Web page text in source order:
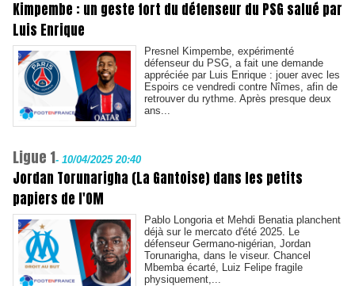
Kimpembe : un geste fort du défenseur du PSG salué par
Luis Enrique
Presnel Kimpembe, expérimenté
défenseur du PSG, a fait une demande
appréciée par Luis Enrique : jouer avec les
Espoirs ce vendredi contre Nîmes, afin de
retrouver du rythme. Après presque deux
ans...
Ligue 1- 10/04/2025 20:40
Jordan Torunarigha (La Gantoise) dans les petits
papiers de l'OM
Pablo Longoria et Mehdi Benatia planchent
déjà sur le mercato d'été 2025. Le
défenseur Germano-nigérian, Jordan
Torunarigha, dans le viseur. Chancel
Mbemba écarté, Luiz Felipe fragile
physiquement,...